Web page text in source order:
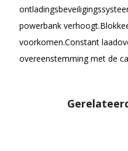
powerbank
voorkomen.Constant
overeenstemming met de